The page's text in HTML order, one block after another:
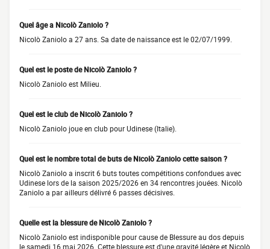
Quel âge a Nicolò Zaniolo ?
Nicolò Zaniolo a 27 ans. Sa date de naissance est le 02/07/1999.
Quel est le poste de Nicolò Zaniolo ?
Nicolò Zaniolo est Milieu.
Quel est le club de Nicolò Zaniolo ?
Nicolò Zaniolo joue en club pour Udinese (Italie).
Quel est le nombre total de buts de Nicolò Zaniolo cette saison ?
Nicolò Zaniolo a inscrit 6 buts toutes compétitions confondues avec
Udinese lors de la saison 2025/2026 en 34 rencontres jouées. Nicolò
Zaniolo a par ailleurs délivré 6 passes décisives.
Quelle est la blessure de Nicolò Zaniolo ?
Nicolò Zaniolo est indisponible pour cause de Blessure au dos depuis
le samedi 16 mai 2026. Cette blessure est d'une gravité légère et Nicolò